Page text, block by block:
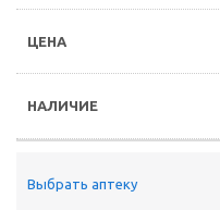
Выбрать аптеку